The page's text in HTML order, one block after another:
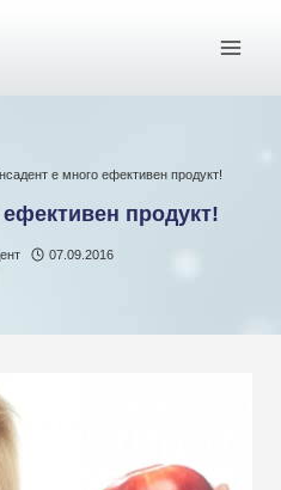
е много ефективен продукт!
продукт!
07.09.2016